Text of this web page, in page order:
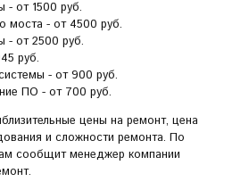
- от 1500 руб.
моста - от 4500 руб.
- от 2500 руб.
руб.
- от 900 руб.
ПО - от 700 руб.
цены на ремонт, цена
и сложности ремонта. По
сообщит менеджер компании